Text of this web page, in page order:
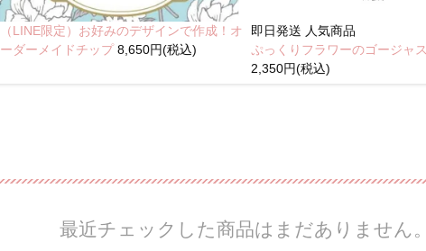
（LINE限定）お好みのデザインで作成！オ
ーダーメイドチップ8,650円(税込)
即日発送 人気商品
ぷっくりフラワーのゴージャ
2,350円(税込)
最近チェックした商品はまだありません。